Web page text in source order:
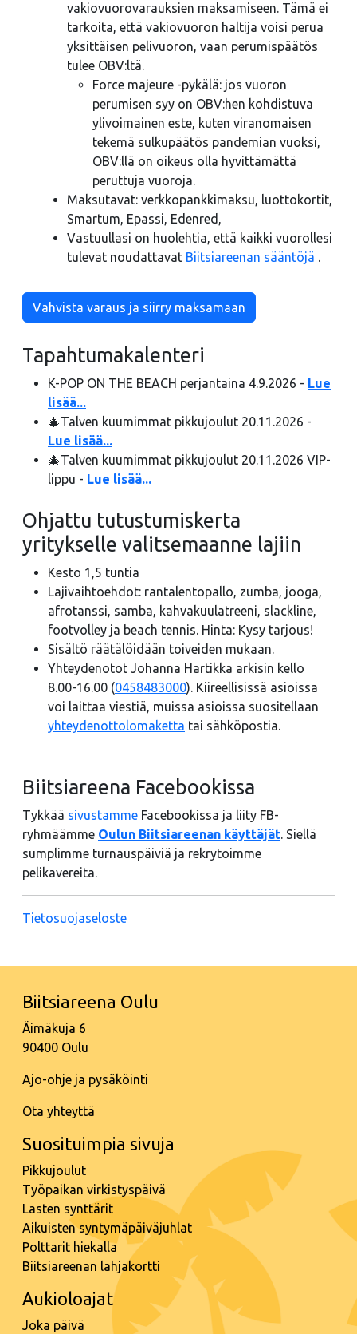
vakiovuorovarauksien maksamiseen. Tämä ei
tarkoita, että vakiovuoron haltija voisi perua
yksittäisen pelivuoron, vaan perumispäätös
tulee OBV:ltä.
Force majeure -pykälä: jos vuoron
perumisen syy on OBV:hen kohdistuva
ylivoimainen este, kuten viranomaisen
tekemä sulkupäätös pandemian vuoksi,
OBV:llä on oikeus olla hyvittämättä
peruttuja vuoroja.
Maksutavat: verkkopankkimaksu, luottokortit,
Smartum, Epassi, Edenred,
Vastuullasi on huolehtia, että kaikki vuorollesi
tulevat noudattavat Biitsiareenan sääntöjä .
Vahvista varaus ja siirry maksamaan
Tapahtumakalenteri
K-POP ON THE BEACH perjantaina 4.9.2026 - Lue
lisää...
🎄Talven kuumimmat pikkujoulut 20.11.2026 -
Lue lisää...
🎄Talven kuumimmat pikkujoulut 20.11.2026 VIP-
lippu - Lue lisää...
Ohjattu tutustumiskerta
yritykselle valitsemaanne lajiin
Kesto 1,5 tuntia
Lajivaihtoehdot: rantalentopallo, zumba, jooga,
afrotanssi, samba, kahvakuulatreeni, slackline,
footvolley ja beach tennis. Hinta: Kysy tarjous!
Sisältö räätälöidään toiveiden mukaan.
Yhteydenotot Johanna Hartikka arkisin kello
8.00-16.00 (0458483000). Kiireellisissä asioissa
voi laittaa viestiä, muissa asioissa suositellaan
yhteydenottolomaketta tai sähköpostia.
Biitsiareena Facebookissa
Tykkää sivustamme Facebookissa ja liity FB-
ryhmäämme Oulun Biitsiareenan käyttäjät. Siellä
sumplimme turnauspäiviä ja rekrytoimme
pelikavereita.
Tietosuojaseloste
Biitsiareena Oulu
Äimäkuja 6
90400 Oulu
Ajo-ohje ja pysäköinti
Ota yhteyttä
Suosituimpia sivuja
Pikkujoulut
Työpaikan virkistyspäivä
Lasten synttärit
Aikuisten syntymäpäiväjuhlat
Polttarit hiekalla
Biitsiareenan lahjakortti
Aukioloajat
Joka päivä